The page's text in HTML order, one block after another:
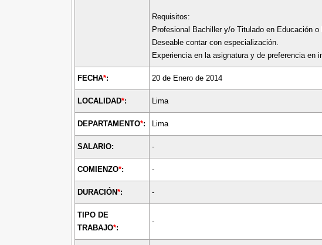
Requisitos:
Profesional Bachiller y/o Titulado en Educación o
Deseable contar con especialización.
Experiencia en la asignatura y de preferencia en
FECHA*: 20 de Enero de 2014
LOCALIDAD*: Lima
DEPARTAMENTO*: Lima
SALARIO: -
COMIENZO*: -
DURACIÓN*: -
TIPO DE
TRABAJO*:
-